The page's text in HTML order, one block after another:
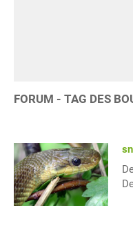
FORUM - TAG DES